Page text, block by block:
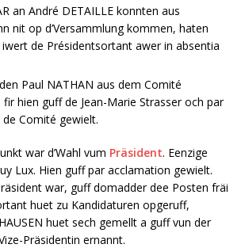
an André DETAILLE konnten aus
nit op d’Versammlung kommen, haten
de Présidentsortant awer in absentia
Paul NATHAN aus dem Comité
fir hien guff de Jean-Marie Strasser och par
Comité gewielt.
war d’Wahl vum Präsident. Eenzige
Lux. Hien guff par acclamation gewielt.
war, guff domadder dee Posten fräi
huet zu Kandidaturen opgeruff,
huet sech gemellt a guff vun der
Präsidentin ernannt.